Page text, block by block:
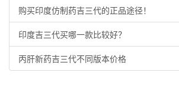
购买印度仿制药吉三代的正品途径！
印度吉三代买哪一款比较好？
丙肝新药吉三代不同版本价格